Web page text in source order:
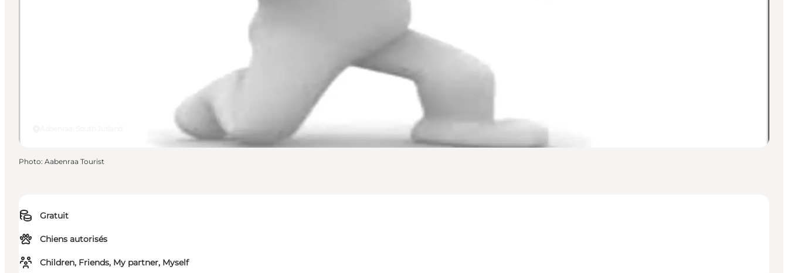
Gratuit
Chiens autorisés
Children, Friends, My partner, Myself
Photo: Aabenraa Tourist